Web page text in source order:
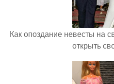
Как опоздание невесты на
открыть